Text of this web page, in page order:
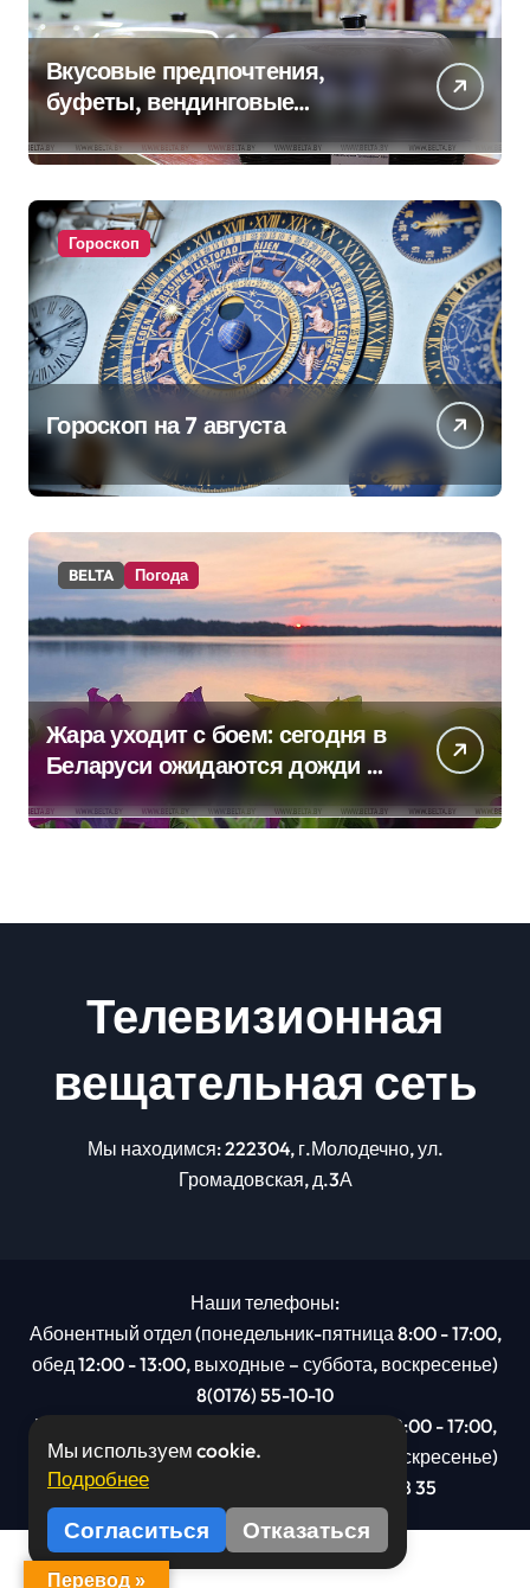
Вкусовые предпочтения,
буфеты, вендинговые
аппараты. Минобразования об
изменениях в школьном
питании
Гороскоп
Гороскоп на 7 августа
BELTA Погода
Жара уходит с боем: сегодня в
Беларуси ожидаются дожди и
грозы
Телевизионная
вещательная сеть
Мы находимся: 222304, г.Молодечно, ул.
Громадовская, д.3А
Наши телефоны:
Абонентный отдел (понедельник-пятница 8:00 - 17:00,
обед 12:00 - 13:00, выходные – суббота, воскресенье)
8(0176) 55-10-10
Рекламный отдел (понедельник-пятница 8:00 - 17:00,
обед 12:00 - 13:00, выходные – суббота, воскресенье)
8(0176): 54 95 80, МТС +375 29 201 78 35
Мы используем cookie.
Подробнее
Согласиться Отказаться
Перевод »